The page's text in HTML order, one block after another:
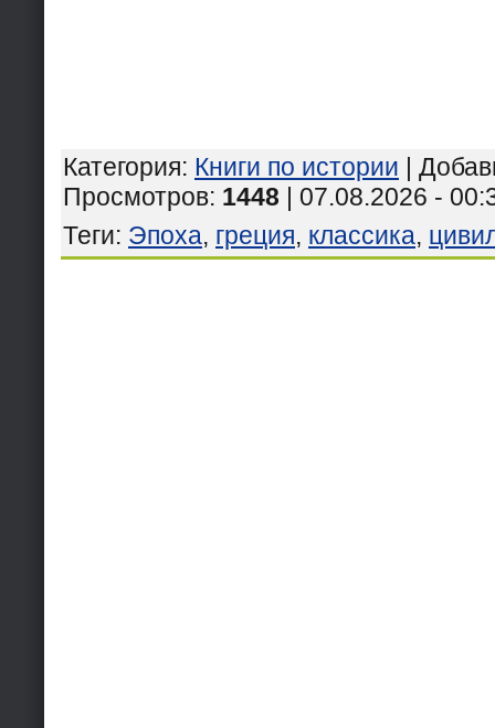
Категория: Книги по истории |
Просмотров: 1448 | 07.08.2026 -
Теги: Эпоха, греция, классика,